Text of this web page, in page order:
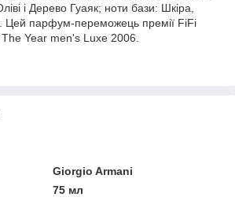
і Дерево Гуаяк; ноти бази: Шкіра,
Цей парфум-переможець премії FiFi
Year men's Luxe 2006.
Giorgio Armani
75 мл